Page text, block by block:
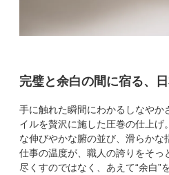
完璧と余白の間に宿る、
手に触れた瞬間にわかるしなやか
イルを贅沢に施した圧巻の仕上げ
な伸びやかな腑の並び、滑らか
仕事の温度が、職人の誇りをそっ
尽くすのではなく、あえて“余白”